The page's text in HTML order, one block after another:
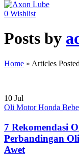
0 Wishlist
Posts by
Home » Articles
10 Jul
Oli Motor Honda
7 Rekomendasi
Perbandingan
Awet